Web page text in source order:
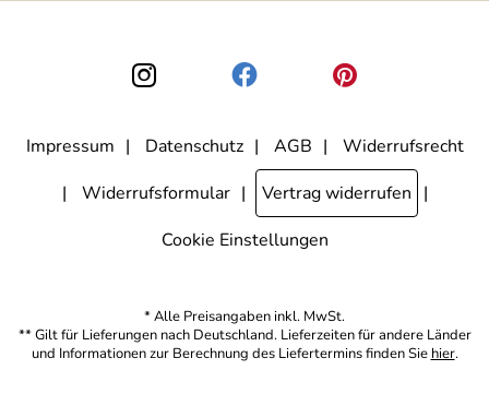
den Link "Abmelden" am Ende des Newsletters anklicke. Die
Datenschutzerklärung
habe ich zur Kenntnis genommen.
Impressum Datenschutz AGB
Widerrufsrecht
Widerrufsformular
Vertrag widerrufen
Cookie Einstellungen
* Alle Preisangaben inkl. MwSt.
** Gilt für Lieferungen nach Deutschland. Lieferzeiten für andere Länder
und Informationen zur Berechnung des Liefertermins finden Sie hier.